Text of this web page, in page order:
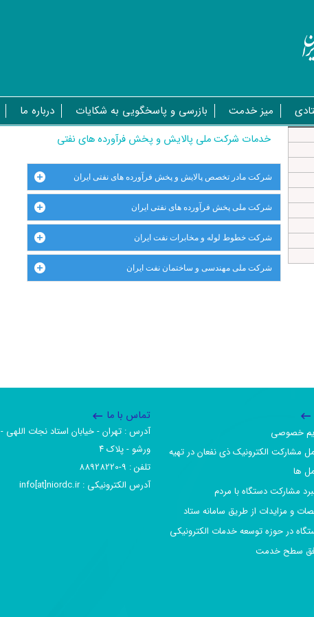
میز خدمت بازرسی و پاسخگویی به شکایات درباره ما
خدمات شرکت ملی پالایش و پخش فرآورده های نفتی
شرکت مادر تخصص پالایش و پخش فرآورده های نفتی ایران
شرکت ملی پخش فرآورده های نفتی ایران
شرکت خطوط لوله و مخابرات نفت ایران
شرکت ملی مهندسی و ساختمان نفت ایران
خصوصی
مشارکت الکترونیک ذی نفعان در تهیه
ها
مشارکت دستگاه با مردم
و مزایدات از طریق سامانه ستاد
در حوزه توسعه خدمات الکترونیکی
سطح خدمت
تماس با ما
آدرس :‌ تهران - خیابان استاد نجات اللهی -
ورشو - پلاک ۴
تلفن :‌ 9-88928220
آدرس الکترونیکی :‌ info[at]niordc.ir